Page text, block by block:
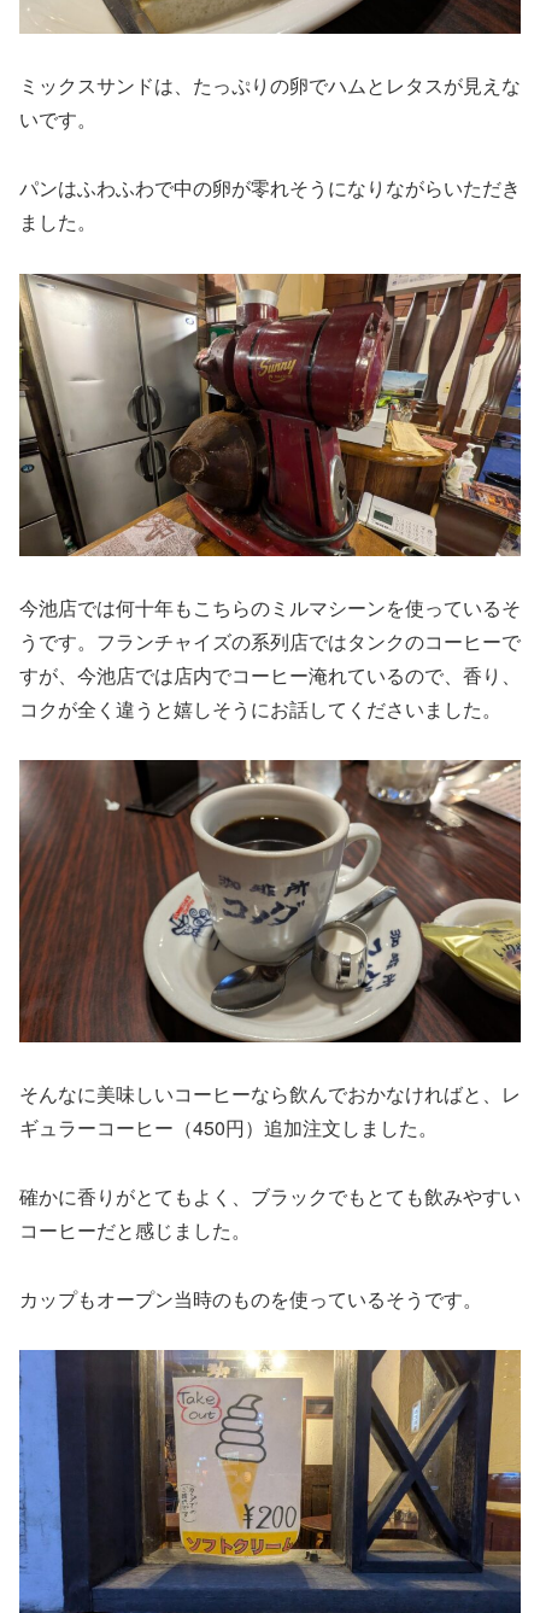
ミックスサンドは、たっぷりの卵でハムとレタスが見えな
いです。
パンはふわふわで中の卵が零れそうになりながらいただき
ました。
今池店では何十年もこちらのミルマシーンを使っているそ
うです。フランチャイズの系列店ではタンクのコーヒーで
すが、今池店では店内でコーヒー淹れているので、香り、
コクが全く違うと嬉しそうにお話してくださいました。
そんなに美味しいコーヒーなら飲んでおかなければと、レ
ギュラーコーヒー（450円）追加注文しました。
確かに香りがとてもよく、ブラックでもとても飲みやすい
コーヒーだと感じました。
カップもオープン当時のものを使っているそうです。